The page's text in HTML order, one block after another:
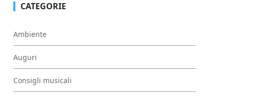
CATEGORIE
Ambiente
Auguri
Consigli musicali